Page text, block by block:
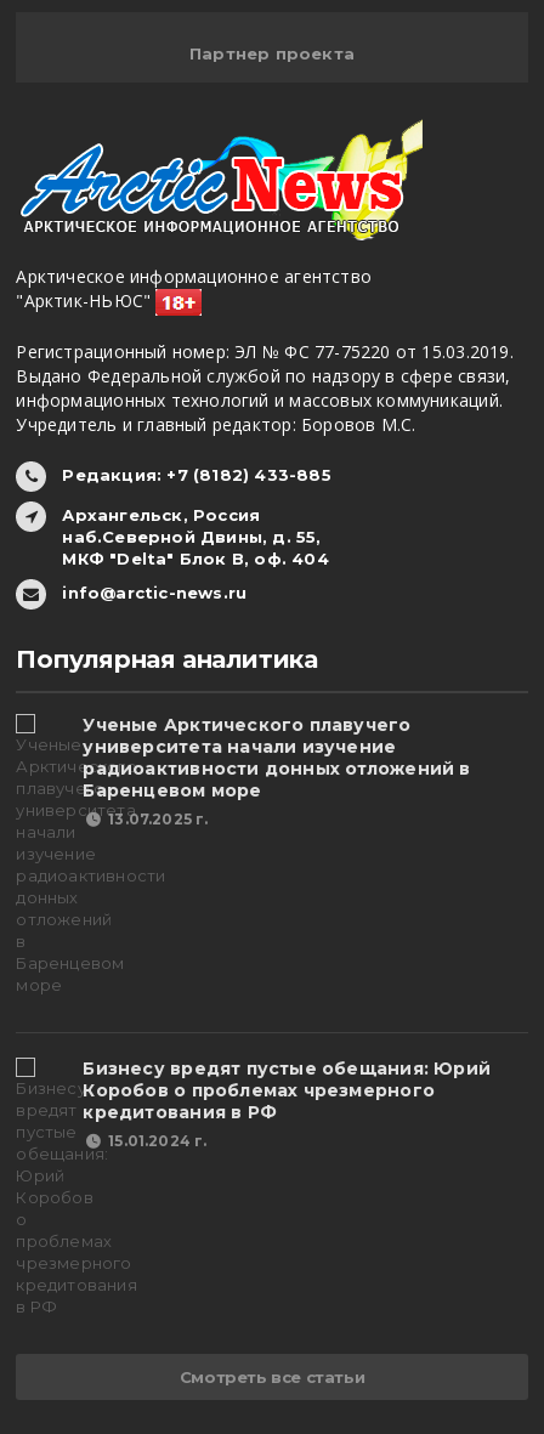
Партнер проекта
Арктическое информационное агентство
"Арктик-НЬЮС"
Регистрационный номер: ЭЛ № ФС 77-75220 от 15.03.2019.
Выдано Федеральной службой по надзору в сфере связи,
информационных технологий и массовых коммуникаций.
Учредитель и главный редактор: Боровов М.С.
Редакция: +7 (8182) 433-885
Архангельск, Россия
наб.Северной Двины, д. 55,
МКФ "Delta" Блок В, оф. 404
info@arctic-news.ru
Популярная аналитика
Ученые Арктического плавучего
университета начали изучение
радиоактивности донных отложений в
Баренцевом море
13.07.2025 г.
Бизнесу вредят пустые обещания: Юрий
Коробов о проблемах чрезмерного
кредитования в РФ
15.01.2024 г.
Смотреть все статьи